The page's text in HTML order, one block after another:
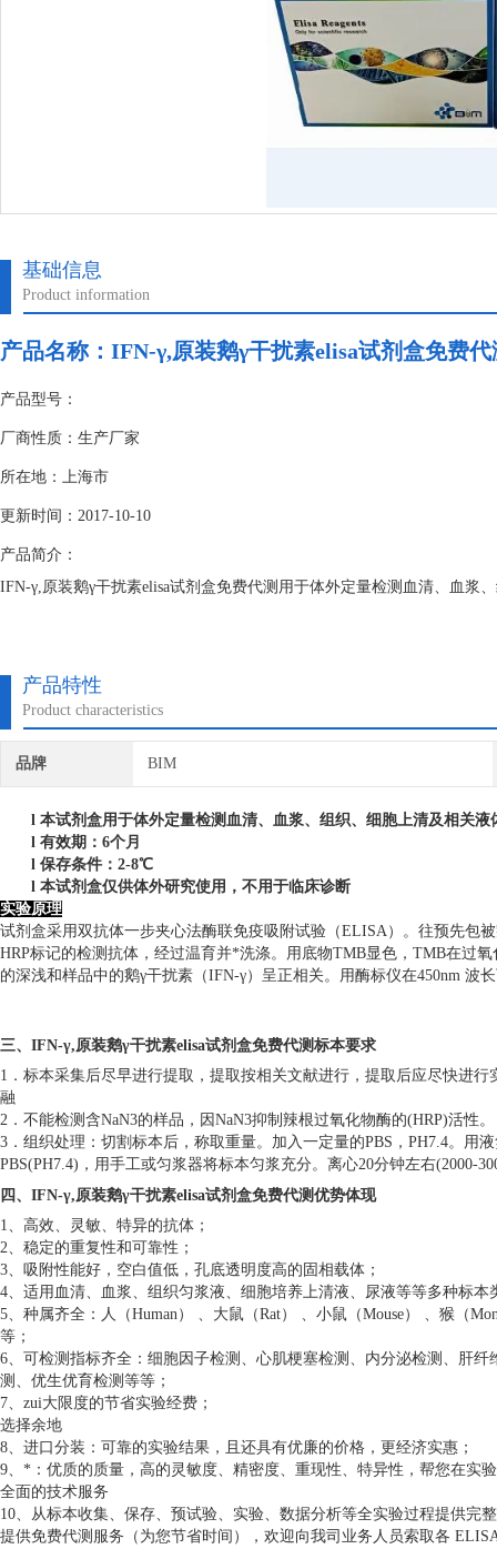
基础信息
Product information
产品名称： IFN-γ,原装鹅γ干扰素elisa试剂盒免费代
产品型号：
厂商性质：生产厂家
所在地：上海市
更新时间：2017-10-10
产品简介：
IFN-γ,原装鹅γ干扰素elisa试剂盒免费代测用于体外定量检测血清、血浆
产品特性
Product characteristics
品牌 BIM
l 本试剂盒用于体外定量检测血清、血浆、组织、细胞上清及相关液
l 有效期：6个月
l 保存条件： 2-8℃
l 本试剂盒仅供体外研究使用，不用于临床诊断
实验原理
试剂盒采用双抗体一步夹心法酶联免疫吸附试验（ELISA）。往预先包
HRP标记的检测抗体，经过温育并*洗涤。用底物TMB显色，TMB在过
的深浅和样品中的鹅γ干扰素（IFN-γ）呈正相关。用酶标仪在450nm 波
三、 IFN-γ,原装鹅γ干扰素elisa试剂盒免费代测标本要求
1．标本采集后尽早进行提取，提取按相关文献进行，提取后应尽快进
融
2．不能检测含NaN3的样品，因NaN3抑制辣根过氧化物酶的(HRP)活性。
3．组织处理：切割标本后，称取重量。加入一定量的PBS，PH7.4。
PBS(PH7.4)，用手工或匀浆器将标本匀浆充分。离心20分钟左右(2000-
四、 IFN-γ,原装鹅γ干扰素elisa试剂盒免费代测优势体现
1、高效、灵敏、特异的抗体；
2、稳定的重复性和可靠性；
3、吸附性能好，空白值低，孔底透明度高的固相载体；
4、适用血清、血浆、组织匀浆液、细胞培养上清液、尿液等等多种标本
5、种属齐全：人（Human） 、大鼠（Rat） 、小鼠（Mouse） 、猴（
等；
6、可检测指标齐全：细胞因子检测、心肌梗塞检测、内分泌检测、肝
测、优生优育检测等等；
7、zui大限度的节省实验经费；
选择余地
8、进口分装：可靠的实验结果，且还具有优廉的价格，更经济实惠；
9、*：优质的质量，高的灵敏度、精密度、重现性、特异性，帮您在实
全面的技术服务
10、从标本收集、保存、预试验、实验、数据分析等全实验过程提供完
提供免费代测服务（为您节省时间），欢迎向我司业务人员索取各